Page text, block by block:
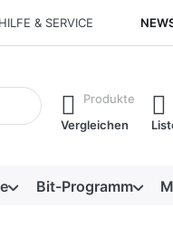
HILFE & SERVICE
erste Ergebnisse.
Produkte
Vergleichen
Bit-Programm